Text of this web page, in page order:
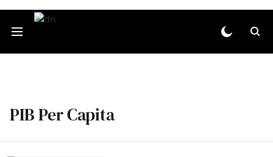
PIB Per Capita